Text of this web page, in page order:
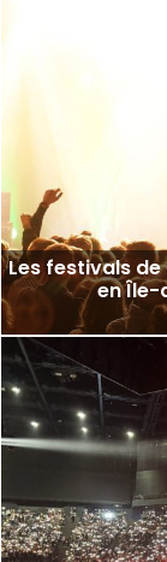
Les festivals
en Île-